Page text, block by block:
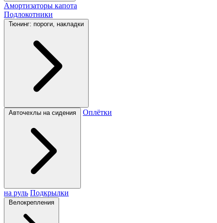
Амортизаторы капота
Подлокотники
Тюнинг: пороги, накладки
Авточехлы на сидения Оплётки
на руль Подкрылки
Велокрепления